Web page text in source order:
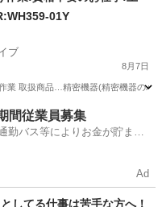
01Y
ブ
8月7日
作業 取扱商品…精密機器(精密機器
号間従業員募集
勤バス等によりお金が貯まり
Ad
してる仕事は苦手な方へ！